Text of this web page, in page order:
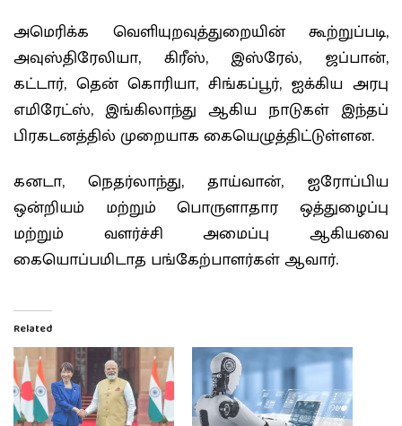
அமெரிக்க வெளியுறவுத்துறையின் கூற்றுப்படி,
அவுஸ்திரேலியா, கிரீஸ், இஸ்ரேல், ஜப்பான்,
கட்டார், தென் கொரியா, சிங்கப்பூர், ஐக்கிய அரபு
எமிரேட்ஸ், இங்கிலாந்து ஆகிய நாடுகள் இந்தப்
பிரகடனத்தில் முறையாக கையெழுத்திட்டுள்ளன.
கனடா, நெதர்லாந்து, தாய்வான், ஐரோப்பிய
ஒன்றியம் மற்றும் பொருளாதார ஒத்துழைப்பு
மற்றும் வளர்ச்சி அமைப்பு ஆகியவை
கையொப்பமிடாத பங்கேற்பாளர்கள் ஆவார்.
Related